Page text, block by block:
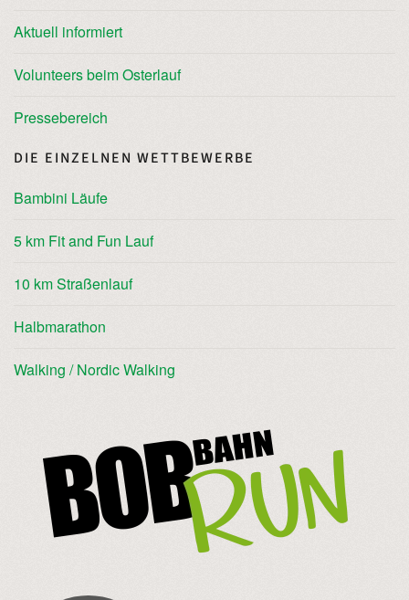
Aktuell informiert
Volunteers beim Osterlauf
Pressebereich
DIE EINZELNEN WETTBEWERBE
Bambini Läufe
5 km Fit and Fun Lauf
10 km Straßenlauf
Halbmarathon
Walking / Nordic Walking